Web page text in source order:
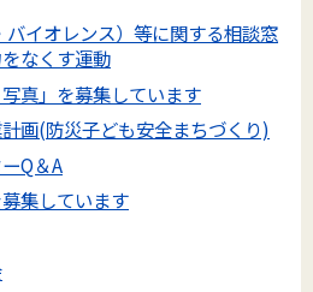
バイオレンス）等に関する相談窓
なくす運動
真」を募集しています
画(防災子ども安全まちづくり)
Q＆A
集しています